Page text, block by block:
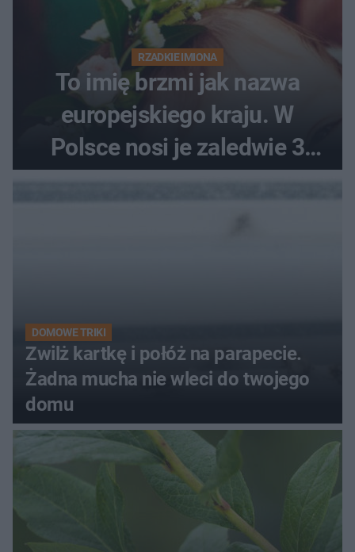
RZADKIE IMIONA
To imię brzmi jak nazwa
europejskiego kraju. W
Polsce nosi je zaledwie 3
kobiety
DOMOWE TRIKI
Zwilż kartkę i połóż na parapecie.
Żadna mucha nie wleci do twojego
domu